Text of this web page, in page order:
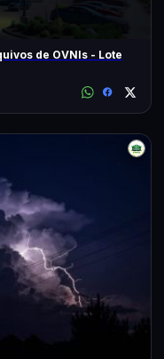
de OVNIs - Lote